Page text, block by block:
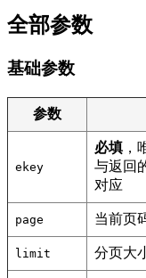
全部参数
基础参数
参数
ekey
必填 ，
与返回
对应
page 当前页
limit 分页大